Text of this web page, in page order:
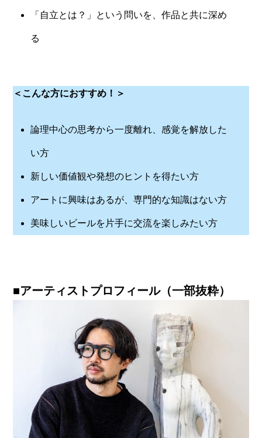
「自立とは？」という問いを、作品と共に深め
る
＜こんな方におすすめ！＞
論理中心の思考から一度離れ、感覚を解放した
い方
新しい価値観や発想のヒントを得たい方
アートに興味はあるが、専門的な知識はない方
美味しいビールを片手に交流を楽しみたい方
■アーティストプロフィール（一部抜粋）